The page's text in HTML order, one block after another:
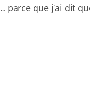
parce que j’ai dit